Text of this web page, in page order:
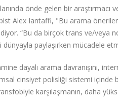
önde gelen bir
Alex Iantaffi, "Bu arama
“Bu da birçok trans ve/veya
dünyayla paylaşırken mücadele
dayalı arama davranışını,
cinsiyet polisliği sistemi içinde
karşılaşmanın, daha